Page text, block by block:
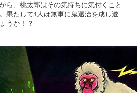
ら、桃太郎はその気持ちに気付くこと
果たして4人は無事に鬼退治を成し遂
うか！？